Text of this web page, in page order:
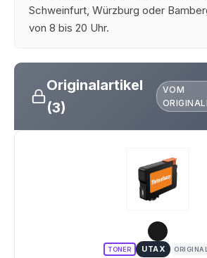
Schweinfurt, Würzburg oder
von 8 bis 20 Uhr.
Originalartikel
(3)
VOM
TONER UTAX ORIGINAL